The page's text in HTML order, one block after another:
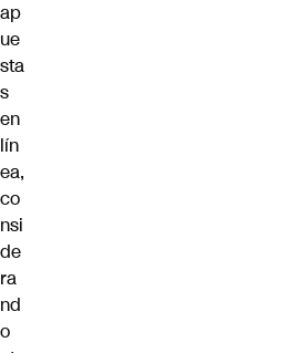
ap
ue
sta
s
en
lín
ea,
co
nsi
de
ra
nd
o